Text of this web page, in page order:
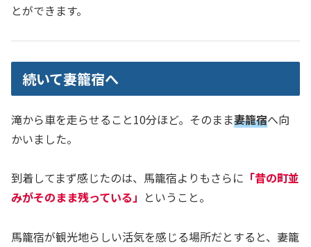
とができます。
続いて妻籠宿へ
滝から車を走らせること10分ほど。そのまま妻籠宿へ向
かいました。
到着してまず感じたのは、馬籠宿よりもさらに 「昔の町並
みがそのまま残っている」 ということ。
馬籠宿が観光地らしい活気を感じる場所だとすると、妻籠